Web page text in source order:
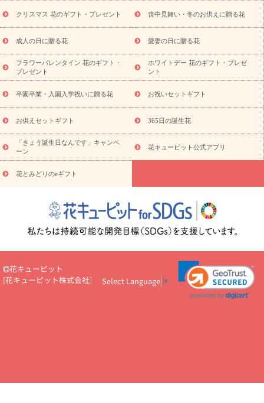
プリザーブドフラワー
スタイルから探す
アレンジメント
蘭・花鉢
ミディ胡蝶蘭・お祝い ミディ胡蝶蘭・お供え
の青色胡蝶蘭
観葉植物 観葉植物 産直多肉植物
プリザーブ
ドフラワー
お祝い お供え・お悔やみ 花とセットギフト
ミオーダー
プチギフト（hanamore -ハナモア-）
花とみどりの
eギフト
花キューピットのeGfit カラー ピンク
レンジ
レッド お花の種類 バラ ユリ トルコキキョウ
予
算から探す
お祝い お祝い・3000円～ お祝い・
お祝い・5000円～ お祝い・7000円～ お祝い・10000円～
お供え・お悔やみ
お供え・お悔やみ・3000円～
お供え・お
悔やみ・5000円～ お供え・お悔やみ・7000円～
お供え・お悔
やみ・10000円～
365日の誕生花カレンダー
開店・開業祝
お祝いを贈るときのマナー・
花キューピットのお祝いコラム一覧
誕生日のお花を「色
彩心理学」で選ぶ方法
結婚祝いの予算相場
出産祝いお役立ち情
転職祝いのマナー基礎知識
ペットのお祝いワンポイントアド
バイス
スタンド花（フラスタ）のマナー
お見舞いのマナーとル
お祝い花のマナー総まとめ
場上司や先輩へ贈るお祝い花の正解は？
開店祝いの花 選び方ガイ
ド（早見表あり）
花キューピットのお供え・
プロ直伝10のテクニック
花美人5人の「花のある暮らし」
美
クリスマス 花のギフト・プレゼント 喪中見舞い・冬のお供えに贈る花
成人の日に贈る花 愛妻の日に贈る花
フラワーバレンタイン 花のギフト・
プレゼント
ホワイトデー 花のギフト・プレゼ
ント
卒園卒業・入園入学祝いに贈る花 お祝いセットギフト
お供えセットギフト 365日の誕生花
「きょう誕生日なんです」キャンペ
ーン
花キューピット公式アプリ
花とみどりのeギフト
花キューピット
[花キューピット株式会社] Select Language ▼